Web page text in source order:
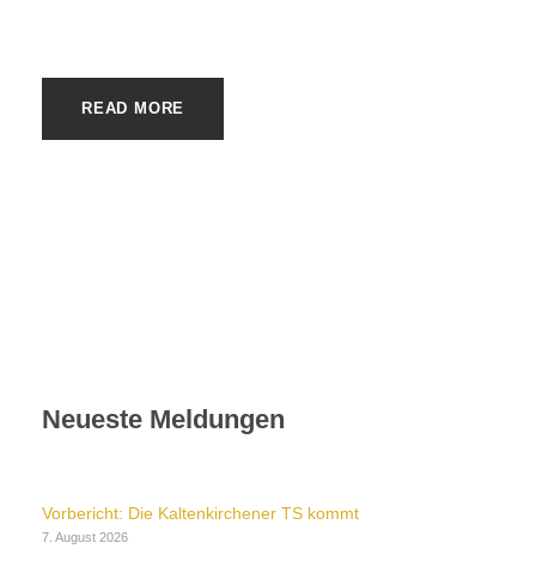
READ MORE
Neueste Meldungen
Vorbericht: Die Kaltenkirchener TS kommt
7. August 2026